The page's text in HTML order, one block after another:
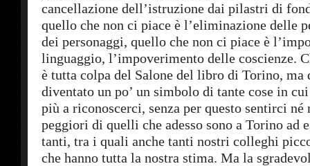
cancellazione dell’istruzione dai pilastri di
quello che non ci piace è l’eliminazione delle
dei personaggi, quello che non ci piace è
linguaggio, l’impoverimento delle coscienze.
è tutta colpa del Salone del libro di Torino, ma
diventato un po’ un simbolo di tante cose in
più a riconoscerci, senza per questo sentirci
peggiori di quelli che adesso sono a Torino ad
tanti, tra i quali anche tanti nostri colleghi
che hanno tutta la nostra stima. Ma la